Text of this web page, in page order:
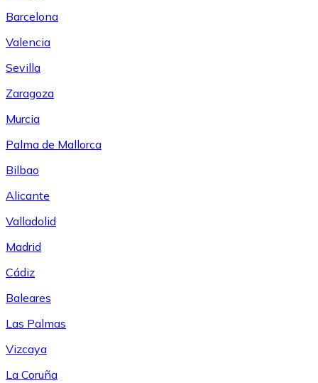
Barcelona
Valencia
Sevilla
Zaragoza
Murcia
Palma de Mallorca
Bilbao
Alicante
Valladolid
Madrid
Cádiz
Baleares
Las Palmas
Vizcaya
La Coruña